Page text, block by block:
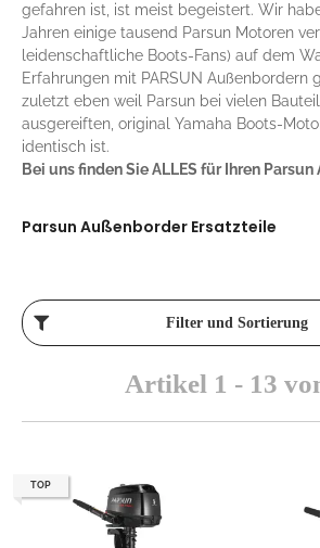
gefahren ist, ist meist begeistert. Wir
Jahren einige tausend Parsun Motoren
leidenschaftliche Boots-Fans) auf dem
Erfahrungen mit PARSUN Außenbordern
zuletzt eben weil Parsun bei vielen
ausgereiften, original Yamaha Boots-
identisch ist.
Bei uns finden Sie ALLES für Ihren Parsun
Parsun Außenborder Ersatzteile
Filter und Sortierung
Artikel 1 - 13
TOP